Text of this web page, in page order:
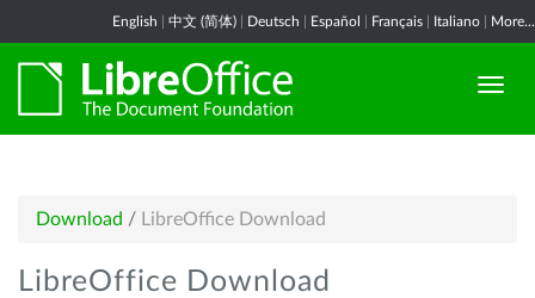
English 中文 (简体) Deutsch Español Français Italiano More...
Download / LibreOffice Download
LibreOffice Download